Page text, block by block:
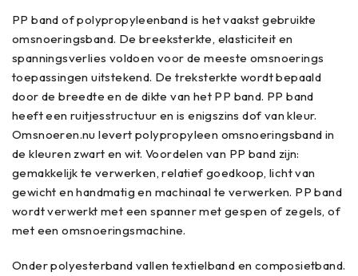
PP band of polypropyleenband is het vaakst gebruikte
omsnoeringsband. De breeksterkte, elasticiteit en
spanningsverlies voldoen voor de meeste omsnoerings
toepassingen uitstekend. De treksterkte wordt bepaald
door de breedte en de dikte van het PP band. PP band
heeft een ruitjesstructuur en is enigszins dof van kleur.
Omsnoeren.nu levert polypropyleen omsnoeringsband in
de kleuren zwart en wit. Voordelen van PP band zijn:
gemakkelijk te verwerken, relatief goedkoop, licht van
gewicht en handmatig en machinaal te verwerken. PP band
wordt verwerkt met een spanner met gespen of zegels, of
met een omsnoeringsmachine.
Onder polyesterband vallen textielband en composietband.